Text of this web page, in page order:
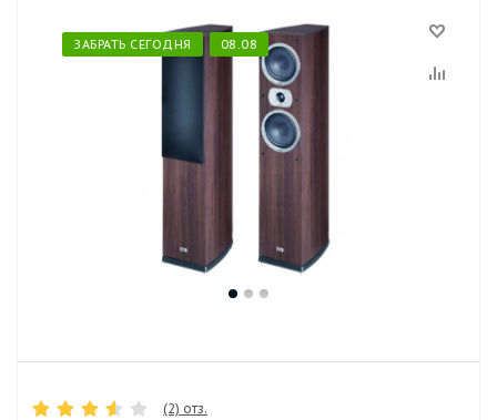
ЗАБРАТЬ СЕГОДНЯ 08.08
(2) отз.